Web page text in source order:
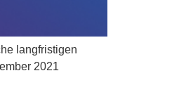
langfristigen
2021